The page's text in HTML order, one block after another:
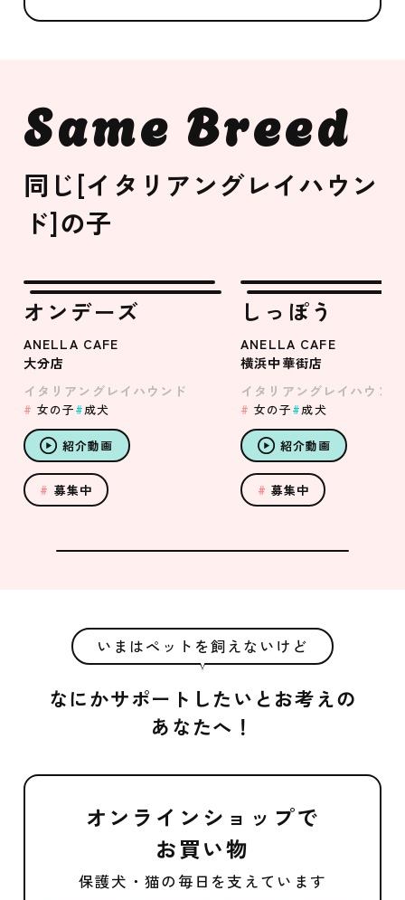
Same Breed
同じ[イタリアングレイハウン
ド]の子
オンデーズ
ANELLA CAFE
大分店
イタリアングレイハウンド
女の子 成犬
紹介動画
募集中
しっぽう
ANELLA CAFE
横浜中華街店
イタリアングレイハウンド
女の子 成犬
紹介動画
募集中
いまはペットを飼えないけど
なにかサポートしたいとお考えの
あなたへ！
オンラインショップで
お買い物
保護犬・猫の毎日を支えています